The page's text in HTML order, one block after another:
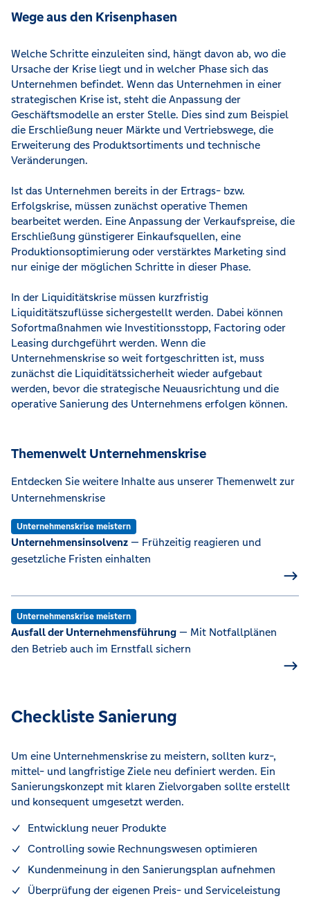
Wege aus den Krisenphasen
Welche Schritte einzuleiten sind, hängt davon ab, wo die
Ursache der Krise liegt und in welcher Phase sich das
Unternehmen befindet. Wenn das Unternehmen in einer
strategischen Krise ist, steht die Anpassung der
Geschäftsmodelle an erster Stelle. Dies sind zum Beispiel
die Erschließung neuer Märkte und Vertriebswege, die
Erweiterung des Produktsortiments und technische
Veränderungen.
Ist das Unternehmen bereits in der Ertrags- bzw.
Erfolgskrise, müssen zunächst operative Themen
bearbeitet werden. Eine Anpassung der Verkaufspreise, die
Erschließung günstigerer Einkaufsquellen, eine
Produktionsoptimierung oder verstärktes Marketing sind
nur einige der möglichen Schritte in dieser Phase.
In der Liquiditätskrise müssen kurzfristig
Liquiditätszuflüsse sichergestellt werden. Dabei können
Sofortmaßnahmen wie Investitionsstopp, Factoring oder
Leasing durchgeführt werden. Wenn die
Unternehmenskrise so weit fortgeschritten ist, muss
zunächst die Liquiditätssicherheit wieder aufgebaut
werden, bevor die strategische Neuausrichtung und die
operative Sanierung des Unternehmens erfolgen können.
Themenwelt Unternehmenskrise
Entdecken Sie weitere Inhalte aus unserer Themenwelt zur
Unternehmenskrise
Unternehmenskrise meistern
Unternehmensinsolvenz — Frühzeitig reagieren und
gesetzliche Fristen einhalten
Unternehmenskrise meistern
Ausfall der Unternehmensführung — Mit Notfallplänen
den Betrieb auch im Ernstfall sichern
Checkliste Sanierung
Um eine Unternehmenskrise zu meistern, sollten kurz-,
mittel- und langfristige Ziele neu definiert werden. Ein
Sanierungskonzept mit klaren Zielvorgaben sollte erstellt
und konsequent umgesetzt werden.
Entwicklung neuer Produkte
Controlling sowie Rechnungswesen optimieren
Kundenmeinung in den Sanierungsplan aufnehmen
Überprüfung der eigenen Preis- und Serviceleistung